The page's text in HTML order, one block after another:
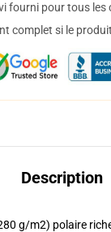
fourni pour tous les
complet si le
Description
g/m2) polaire